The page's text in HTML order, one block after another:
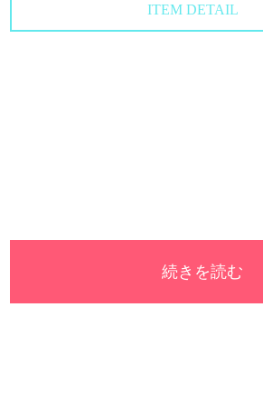
ITEM DETAIL
続きを読む